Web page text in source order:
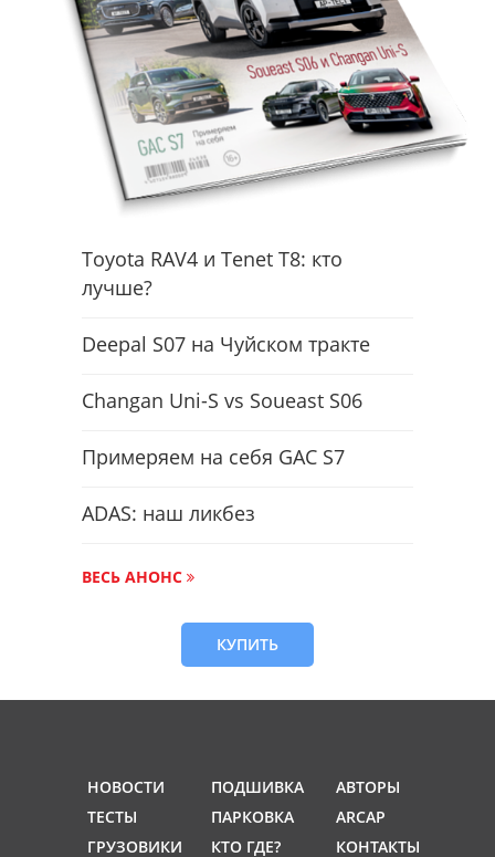
Toyota RAV4 и Tenet T8: кто
лучше?
Deepal S07 на Чуйском тракте
Changan Uni-S vs Soueast S06
Примеряем на себя GAC S7
ADAS: наш ликбез
ВЕСЬ АНОНС
КУПИТЬ
НОВОСТИ
ТЕСТЫ
ГРУЗОВИКИ
ПОДШИВКА
ПАРКОВКА
КТО ГДЕ?
АВТОРЫ
ARCAP
КОНТАКТЫ